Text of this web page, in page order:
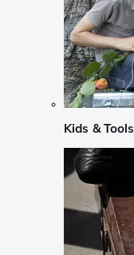
Kids & Tools